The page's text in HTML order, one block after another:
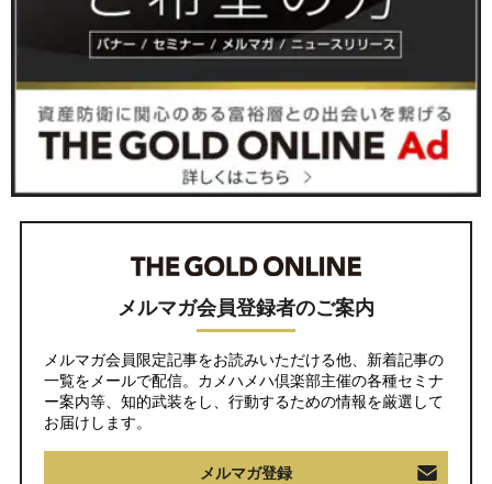
メルマガ会員登録者のご案内
メルマガ会員限定記事をお読みいただける他、新着記事の
一覧をメールで配信。カメハメハ倶楽部主催の各種セミナ
ー案内等、知的武装をし、行動するための情報を厳選して
お届けします。
メルマガ登録